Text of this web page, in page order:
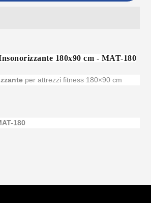
180x90 cm - MAT-180
per attrezzi fitness 180×90 cm
180